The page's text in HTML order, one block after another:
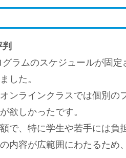
ラムのスケジュールが固
した。
ンラインクラスでは個別の
欲しかったです。
で、特に学生や若手には負
内容が広範囲にわたるため